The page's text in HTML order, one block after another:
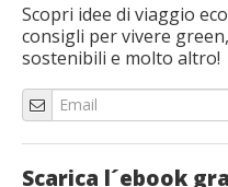
Scopri idee di viaggio
consigli per vivere
sostenibili e molto altro!
Scarica l´ebook